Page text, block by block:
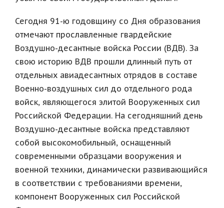
Сегодня 91-ю годовщину со Дня образования
отмечают прославленные гвардейские
Воздушно-десантные войска России (ВДВ). За
свою историю ВДВ прошли длинный путь от
отдельных авиадесантных отрядов в составе
Военно-воздушных сил до отдельного рода
войск, являющегося элитой Вооруженных сил
Российской Федерации. На сегодняшний день
Воздушно-десантные войска представляют
собой высокомобильный, оснащенный
современными образцами вооружения и
военной техники, динамически развивающийся
в соответствии с требованиями времени,
компонент Вооруженных сил Российской